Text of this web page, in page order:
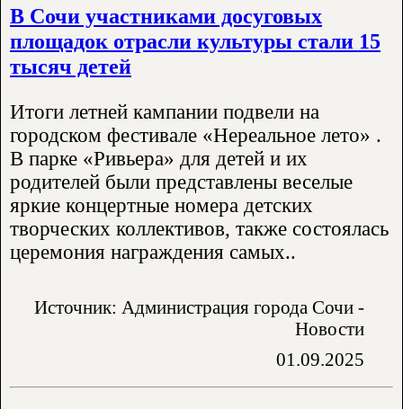
В Сочи участниками досуговых
площадок отрасли культуры стали 15
тысяч детей
Итоги летней кампании подвели на
городском фестивале «Нереальное лето» .
В парке «Ривьера» для детей и их
родителей были представлены веселые
яркие концертные номера детских
творческих коллективов, также состоялась
церемония награждения самых..
Источник: Администрация города Сочи -
Новости
01.09.2025